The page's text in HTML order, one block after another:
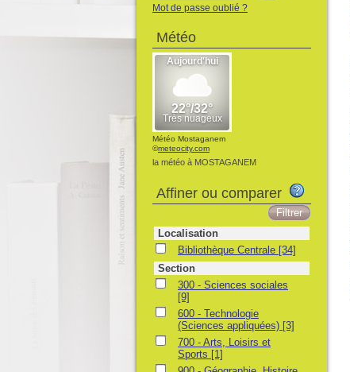
Mot de passe oublié ?
Météo
Météo Mostaganem
©meteocity.com
la météo à MOSTAGANEM
Affiner ou comparer
Localisation
Bibliothèque Centrale [34]
Section
300 - Sciences sociales
[9]
600 - Technologie
(Sciences appliquées) [3]
700 - Arts, Loisirs et
Sports [1]